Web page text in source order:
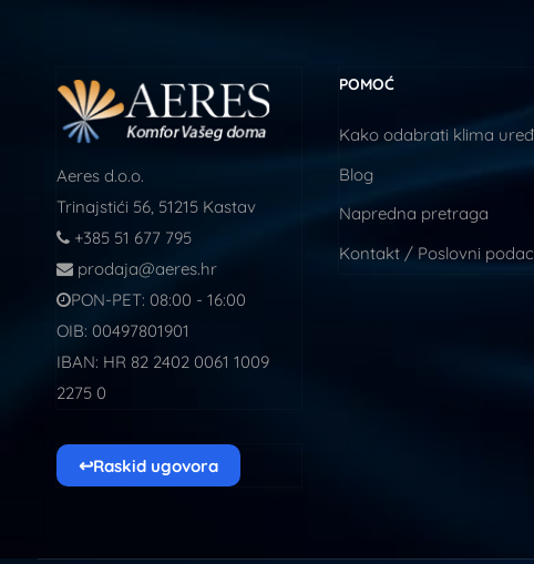
Aeres d.o.o.
Trinajstići 56, 51215 Kastav
+385 51 677 795
prodaja@aeres.hr
PON-PET: 08:00 - 16:00
OIB: 00497801901
IBAN: HR 82 2402 0061 1009
2275 0
↩Raskid ugovora
POMOĆ
Kako odabrati klima
Blog
Napredna pretraga
Kontakt / Poslovni